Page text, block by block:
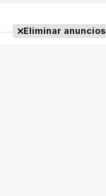
Eliminar anuncios